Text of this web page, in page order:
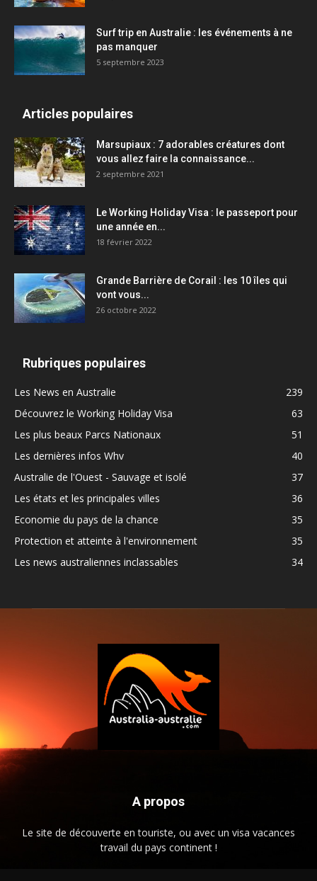
Surf trip en Australie : les événements à ne
pas manquer
5 septembre 2023
Articles populaires
Marsupiaux : 7 adorables créatures dont
vous allez faire la connaissance...
2 septembre 2021
Le Working Holiday Visa : le passeport pour
une année en...
18 février 2022
Grande Barrière de Corail : les 10 îles qui
vont vous...
26 octobre 2022
Rubriques populaires
Les News en Australie
239
Découvrez le Working Holiday Visa
63
Les plus beaux Parcs Nationaux
51
Les dernières infos Whv
40
Australie de l'Ouest - Sauvage et isolé
37
Les états et les principales villes
36
Economie du pays de la chance
35
Protection et atteinte à l'environnement
35
Les news australiennes inclassables
34
A propos
Le site de découverte en touriste, ou avec un visa vacances
travail du pays continent !